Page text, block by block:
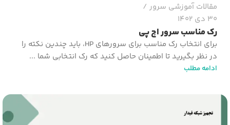
مقالات آموزشی سرور
30 دی 1402
رک مناسب سرور اچ پی
برای انتخاب رک مناسب برای سرورهای HP، باید چندین نکته را
در نظر بگیرید تا اطمینان حاصل کنید که رک انتخابی شما ...
ادامه مطلب